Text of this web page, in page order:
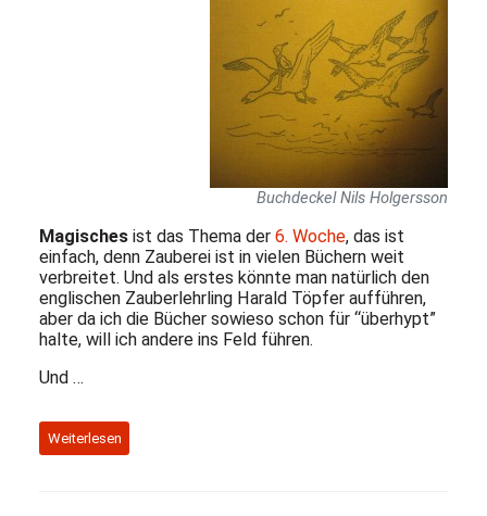
Buchdeckel Nils Holgersson
Magischesist das Thema der 6. Woche, das ist
einfach, denn Zauberei ist in vielen Büchern weit
verbreitet. Und als erstes könnte man natürlich den
englischen Zauberlehrling Harald Töpfer aufführen,
aber da ich die Bücher sowieso schon für “überhypt”
halte, will ich andere ins Feld führen.
Und …
Weiterlesen